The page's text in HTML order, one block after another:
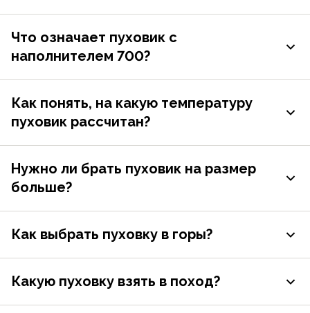
Что означает пуховик с
наполнителем 700?
Как понять, на какую температуру
пуховик рассчитан?
Нужно ли брать пуховик на размер
больше?
Как выбрать пуховку в горы?
Какую пуховку взять в поход?